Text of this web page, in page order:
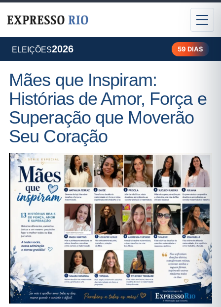
ELEIÇÕES2026 59 DIAS
Mães que Inspiram:
Histórias de Amor, Força e
Superação que Moverão
Seu Coração